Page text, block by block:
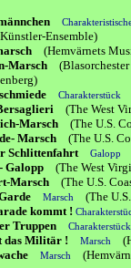
Ensemble)
(Hemvärnets
Marsch
Charakterstück
(The West
Marsch(The U.S.
Marsch(The U.S.
SchlittenfahrtGalopp
Galopp(The West
Marsch(The U.S.
Marsch
(The
kommt !
Truppen
das Militär ! Marsch
Marsch